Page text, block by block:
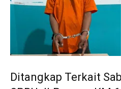
Ditangkap Terkait